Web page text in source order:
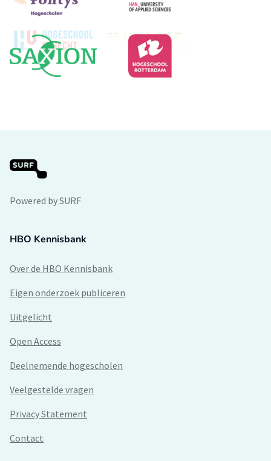
Powered by SURF
HBO Kennisbank
Over de HBO Kennisbank
Eigen onderzoek publiceren
Uitgelicht
Open Access
Deelnemende hogescholen
Veelgestelde vragen
Privacy Statement
Contact